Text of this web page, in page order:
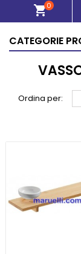
shopping_cart0
CATEGORIE
Ordina per: